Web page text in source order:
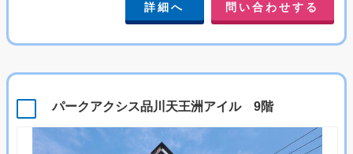
詳細へ 問い合わせする
パークアクシス品川天王洲アイル 9階